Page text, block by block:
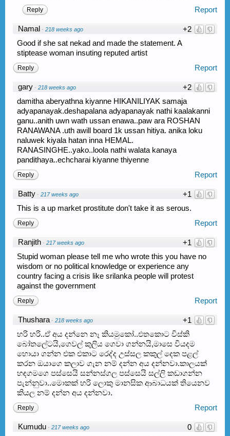
Report
Reply
+2
Namal · 218 weeks ago
Good if she sat nekad and made the statement. A
stiptease woman insuting reputed artist
Report
Reply
+2
gary · 218 weeks ago
damitha aberyathna kiyanne HIKANILIYAK samaja
adyapanayak.deshapalana adyapanayak nathi kaalakanni
ganu..anith uwn wath ussan enawa..paw ara ROSHAN
RANAWANA .uth awill board 1k ussan hitiya. anika loku
naluwek kiyala hatan inna HEMAL.
RANASINGHE..yako..loola nathi walata kanaya
pandithaya..echcharai kiyanne thiyenne
Report
Reply
+1
Batty · 217 weeks ago
This is a up market prostitute don't take it as serous.
Report
Reply
+1
Ranjith · 217 weeks ago
Stupid woman please tell me who wrote this you have no
wisdom or no political knowledge or experience any
country facing a crisis like srilanka people will protest
against the government
Report
Reply
+1
Thushara · 218 weeks ago
හරි හරි..ඒ අය දන්නෙ නෑ කියමුකෝ..එතකොට විස්කි
බෝතලේටයි,ගෙවල් කුලිය ගෙවා ගන්නයි,මාසෙ වියදම
හොයා ගන්න එක එකාට රෙද්ද උස්සල කකුල් දෙක පළල්
කරන ඔයාගෙ කලාව ගැන නම් දන්න අය දන්නවා.කාලයක්
හඳගමගෙ පස්සෙයි සන්නස්ගල පස්සෙයි සල්ලි කඩාගන්න
පැන්නුවා..මොකක් හරි ලොකු මානසික ආබාධයක් තියෙනව
කියල නම් දන්න අය දන්නවා.
Report
Reply
0
Kumudu · 217 weeks ago